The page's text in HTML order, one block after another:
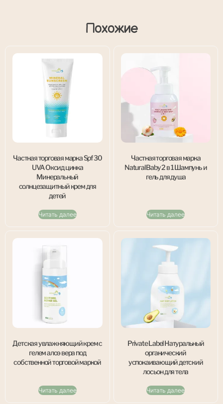
Похожие
Частная торговая марка Spf 30
UVA Оксид цинка
Минеральный
солнцезащитный крем для
детей
Читать далее
Частная торговая марка
Natural Baby 2 в 1 Шампунь и
гель для душа
Читать далее
Детская увлажняющий крем с
гелем алоэ вера под
собственной торговой маркой
Читать далее
Private Label Натуральный
органический
успокаивающий детский
лосьон для тела
Читать далее